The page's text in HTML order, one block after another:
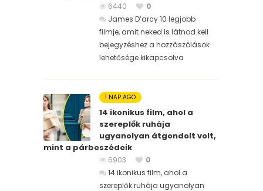
6440
0
James D’arcy 10 legjobb
filmje, amit neked is látnod kell
bejegyzéshez a hozzászólások
lehetősége kikapcsolva
1 NAP AGO
14 ikonikus film, ahol a
szereplők ruhája
ugyanolyan átgondolt volt,
mint a párbeszédeik
6903
0
14 ikonikus film, ahol a
szereplők ruhája ugyanolyan